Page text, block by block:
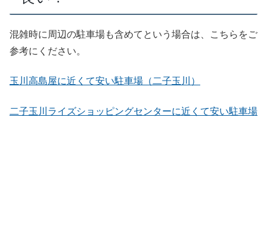
混雑時に周辺の駐車場も含めてという場合は、こちらをご
参考にください。
玉川高島屋に近くて安い駐車場（二子玉川）
二子玉川ライズショッピングセンターに近くて安い駐車場